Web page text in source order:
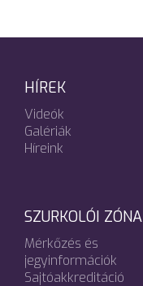
HÍREK
Videók
Galériák
Híreink
SZURKOLÓI ZÓNA
Mérkőzés és
jegyinformációk
Sajtóakkreditáció